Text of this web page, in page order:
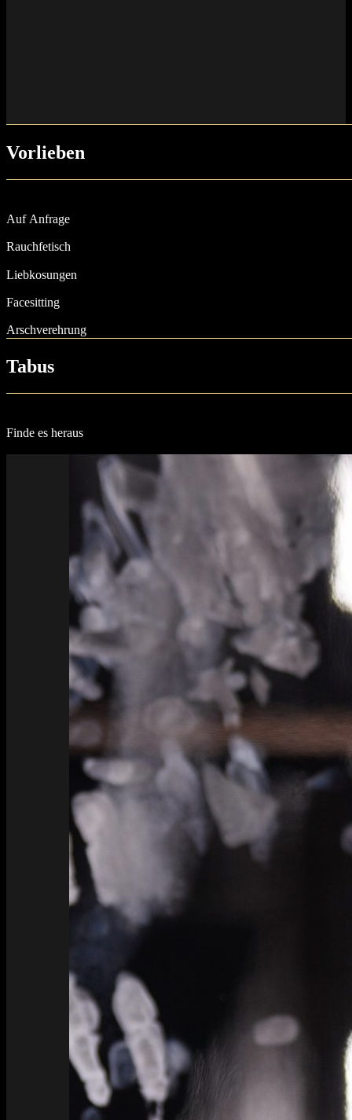
Vorlieben
Auf Anfrage
Rauchfetisch
Liebkosungen
Facesitting
Arschverehrung
Tabus
Finde es heraus